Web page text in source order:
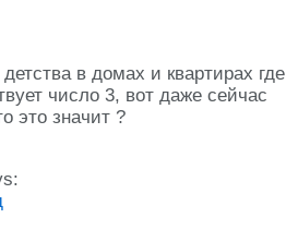
в домах и квартирах где
число 3, вот даже сейчас
это значит ?